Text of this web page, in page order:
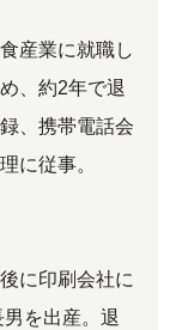
産業に就職し
、約2年で退
、携帯電話会
に従事。
に印刷会社に
を出産。退